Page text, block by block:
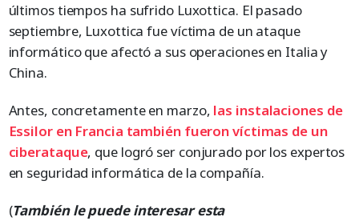
últimos tiempos ha sufrido Luxottica. El pasado
septiembre, Luxottica fue víctima de un ataque
informático que afectó a sus operaciones en Italia y
China.
Antes, concretamente en marzo, las instalaciones de
Essilor en Francia también fueron víctimas de un
ciberataque, que logró ser conjurado por los expertos
en seguridad informática de la compañía.
(También le puede interesar esta